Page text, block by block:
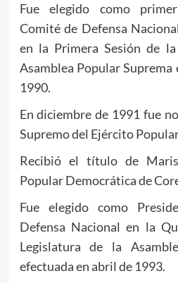
Fue elegido como
Comité de Defensa
en la Primera Sesión de
Asamblea Popular Suprema
1990.
En diciembre de 1991 fue
Supremo del Ejército
Recibió el título de
Popular Democrática de
Fue elegido como
Defensa Nacional en la
Legislatura de la
efectuada en abril de 1993.